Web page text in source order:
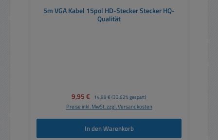
5m VGA Kabel 15pol HD-Stecker Stecker HQ-
Qualität
Verkaufspreis:
9,95 € Regulärer Preis:
14,99 € (33.62% gespart)
Preise inkl. MwSt. zzgl. Versandkosten
In den Warenkorb